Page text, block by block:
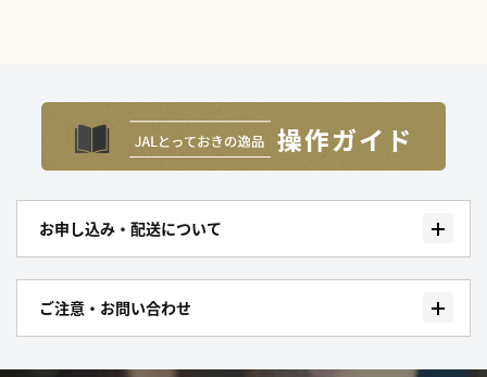
お申し込み・配送について
ご注意・お問い合わせ